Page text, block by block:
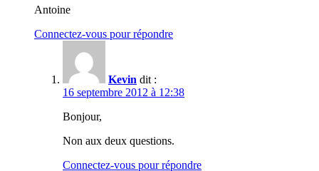
Antoine
Connectez-vous pour répondre
Kevin dit :
16 septembre 2012 à 12:38
Bonjour,
Non aux deux questions.
Connectez-vous pour répondre